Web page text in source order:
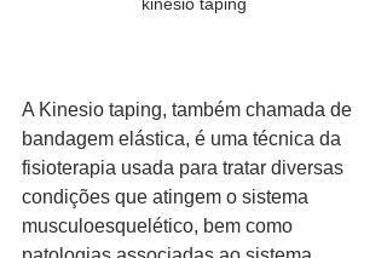
kinesio taping
A Kinesio taping, também chamada de
bandagem elástica, é uma técnica da
fisioterapia usada para tratar diversas
condições que atingem o sistema
musculoesquelético, bem como